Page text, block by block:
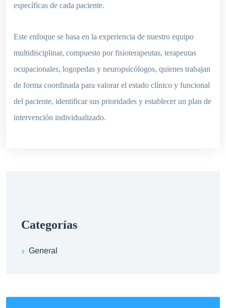
específicas de cada paciente.
Este enfoque se basa en la experiencia de nuestro equipo
multidisciplinar, compuesto por fisioterapeutas, terapeutas
ocupacionales, logopedas y neuropsicólogos, quienes trabajan
de forma coordinada para valorar el estado clínico y funcional
del paciente, identificar sus prioridades y establecer un plan de
intervención individualizado.
categorías
General